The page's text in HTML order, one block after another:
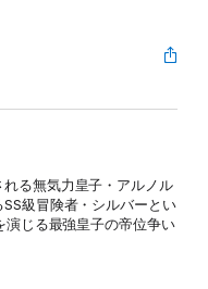
れる無気力皇子・アルノル
級冒険者・シルバーとい
演じる最強皇子の帝位争い